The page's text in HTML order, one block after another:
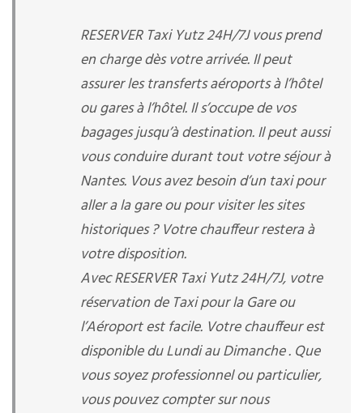
RESERVER Taxi Yutz 24H/7J vous prend
en charge dès votre arrivée. Il peut
assurer les transferts aéroports à l’hôtel
ou gares à l’hôtel. Il s’occupe de vos
bagages jusqu’à destination. Il peut aussi
vous conduire durant tout votre séjour à
Nantes. Vous avez besoin d’un taxi pour
aller a la gare ou pour visiter les sites
historiques ? Votre chauffeur restera à
votre disposition.
Avec RESERVER Taxi Yutz 24H/7J, votre
réservation de Taxi pour la Gare ou
l’Aéroport est facile. Votre chauffeur est
disponible du Lundi au Dimanche . Que
vous soyez professionnel ou particulier,
vous pouvez compter sur nous